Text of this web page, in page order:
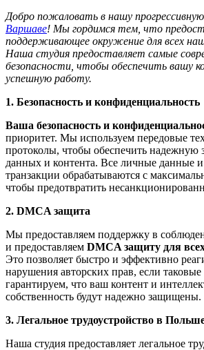
Добро пожаловать в нашу прогрессивную
Варшаве! Мы гордимся тем, что
поддерживающее окружение для всех
Наша студия предоставляет самые
безопасности, чтобы обеспечить вашу
успешную работу.
1. Безопасность и конфиденциальность
Ваша безопасность и
приоритет. Мы используем передовые
протоколы, чтобы обеспечить надежную
данных и контента. Все личные данные
транзакции обрабатываются с
чтобы предотвратить
2. DMCA защита
Мы предоставляем поддержку в
и предоставляем DMCA защиту для
Это позволяет быстро и эффективно
нарушения авторских прав, если
гарантируем, что ваш контент и
собственность будут надежно защищены.
3. Легальное трудоустройство в
Наша студия предоставляет легальное